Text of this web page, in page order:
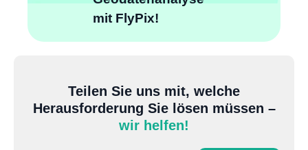
mit FlyPix!
Teilen Sie uns mit, welche
Herausforderung Sie lösen müssen –
wir helfen!